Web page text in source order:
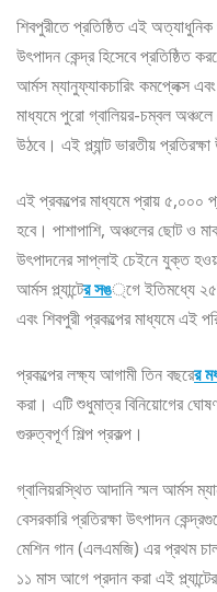
শিবপুরীতে প্রতিষ্ঠিত এই অত্যাধুনিক
উৎপাদন কেন্দ্র হিসেবে প্রতিষ্ঠিত
আর্মস ম্যানুফ্যাকচারিং কমপ্লেক্স
মাধ্যমে পুরো গ্বালিয়র-চম্বল
উঠবে। এই প্ল্যান্ট ভারতীয়
এই প্রকল্পের মাধ্যমে প্রায় ৫,০০০
হবে। পাশাপাশি, অঞ্চলের ছোট ও
উৎপাদনের সাপ্লাই চেইনে যুক্ত
আর্মস প্ল্যান্টের সঙ্গে ইতিমধ্যে
এবং শিবপুরী প্রকল্পের মাধ্যমে এই
প্রকল্পের লক্ষ্য আগামী তিন বছরের
করা। এটি শুধুমাত্র বিনিয়োগের
গুরুত্বপূর্ণ শিল্প প্রকল্প।
গ্বালিয়রস্থিত আদানি স্মল আর্মস
বেসরকারি প্রতিরক্ষা উৎপাদন
মেশিন গান (এলএমজি) এর প্রথম
১১ মাস আগে প্রদান করা এই